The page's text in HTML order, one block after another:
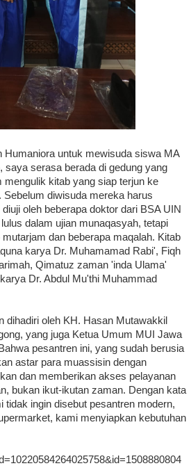
Humaniora untuk mewisuda siswa MA
saya serasa berada di gedung yang
kitab yang siap terjun ke
diwisuda mereka harus
oleh beberapa doktor dari BSA UIN
dalam ujian munaqasyah, tetapi
dan beberapa maqalah. Kitab
karya Dr. Muhamamad Rabi', Fiqh
Qimatuz zaman 'inda Ulama'
Dr. Abdul Mu'thi Muhammad
dihadiri oleh KH. Hasan Mutawakkil
yang juga Ketua Umum MUI Jawa
pesantren ini, yang sudah berusia
astar para muassisin dengan
dan memberikan akses pelayanan
bukan ikut-ikutan zaman. Dengan kata
tidak ingin disebut pesantren modern,
kami menyiapkan kebutuhan